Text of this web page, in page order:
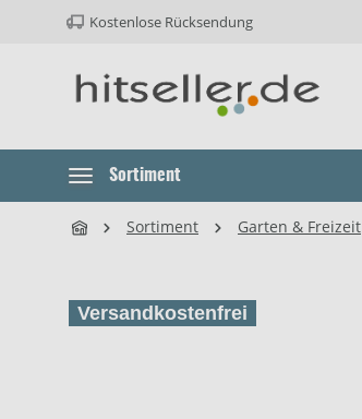
Hauptnavigation springen
Kostenlose Rücksendung
Sortiment
Sortiment Garten & Freizeit
Versandkostenfrei